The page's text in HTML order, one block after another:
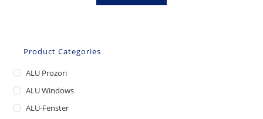
Product Categories
ALU Prozori
ALU Windows
ALU-Fenster